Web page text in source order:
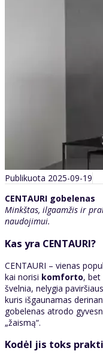
Publikuota 2025-09-19
CENTAURI gobelenas
Minkštas, ilgaamžis ir
naudojimui.
Kas yra CENTAURI?
CENTAURI – vienas
kai norisi komforto,
švelnia, nelygia
kuris išgaunamas
gobelenas atrodo
„žaismą“.
Kodėl jis toks